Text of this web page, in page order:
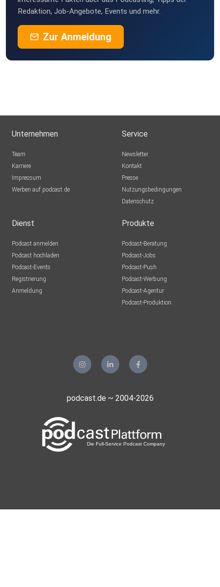
Redaktion, Job-Angebote, Events und mehr.
Zur Anmeldung
Unternehmen
Team
Karriere
Impressum
Werben auf podcast.de
Service
Newsletter
Kontakt
Presse
Nutzungsbedingungen
Datenschutz
Dienst
Podcast anmelden
Podcast hochladen
Podcast-Events
Registrierung
Anmeldung
Produkte
Podcast-Beratung
Podcast-Jobs
Podcast-Push
Podcast-Werbung
Podcast-Agentur
Podcast-Produktion
podcast.de ~ 2004-2026